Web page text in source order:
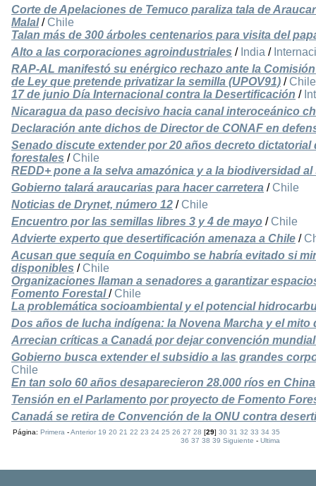
Corte de Apelaciones de Temuco paraliza tala de
Malal/ Chile
Talan más de 300 árboles centenarios para visita del
Alto a las corporaciones agroindustriales / India /
RAP-AL manifestó su enérgico rechazo ante la
de Ley que pretende privatizar la semilla (UPOV91) / Chile
17 de junio Día Internacional contra la Desertificación /
Nicaragua da paso decisivo hacia canal interoceánico
Declaración ante dichos de Director de CONAF en
Senado discute extender por 20 años decreto
forestales / Chile
REDD+ pone a la selva amazónica y a la biodiversidad
Gobierno talará araucarias para hacer carretera / Chile
Noticias de Drynet, número 12 / Chile
Encuentro por las semillas libres 3 y 4 de mayo / Chile
Advierte experto que desertificación amenaza a Chile /
Acusan que sequía en Coquimbo se habría evitado si
disponibles / Chile
Organizaciones llaman a senadores a garantizar
Fomento Forestal/ Chile
La problemática socioambiental y el potencial
Dos años de lucha indígena: la Novena Marcha y el mito
Arrecian críticas a Canadá por dejar convención
Gobierno busca extender el subsidio a las grandes
Chile
En tan solo 60 años desaparecieron 28.000 ríos en China
Tensión en el Parlamento por proyecto de Fomento
Canadá se retira de Convención de la ONU contra
Página:Primera -Anterior 19 20 21 22 23 24 25 26 27 28 [29]30 31 32 33 34 35
36 37 38 39 Siguiente -Ultima